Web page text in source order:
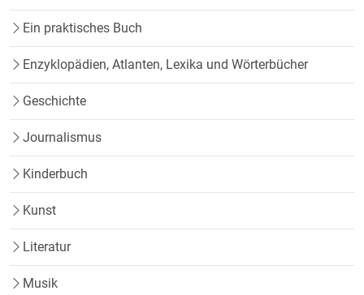
Ein praktisches Buch
Enzyklopädien, Atlanten, Lexika und Wörterbücher
Geschichte
Journalismus
Kinderbuch
Kunst
Literatur
Musik